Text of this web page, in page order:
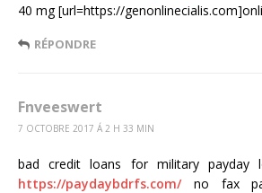
40 mg [url=https://
RÉPONDRE
Fnveeswert
7 OCTOBRE 2017 Á 2 H 33 MIN
bad credit loans for military payday
https://paydaybdrfs.com/no fax